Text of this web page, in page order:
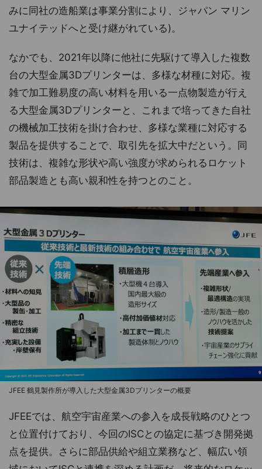
みに同社の造船業は事業分割により、ジャパン マリン
ユナイテッドへと受け継がれている)。
なかでも、2021年以降に他社に先駆けて導入した複数
台の大型金属3Dプリンターは、多様な材種に対応。複
雑で加工難易度の高い材料を用いる一点物製造が行え
る大型金属3Dプリンターと、これまで培ってきた自社
の機械加工技術を掛け合わせ、多様な業種に対応する
製品を提供することで、取引先を拡大中だという。同
技術は、複雑な形状や高い強度が求められるロケット
部品製造とも高い親和性を持つとのこと。
JFEE 鶴見製作所が導入した大型金属3Dプリンターの概要
JFEEでは、航空宇宙産業への参入を成長戦略のひとつ
と位置付けており、今回のISCとの協定に基づき開発拠
点を提供。さらに部品供給や組立業務など、幅広い領